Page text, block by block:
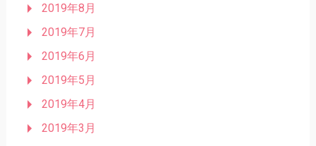
2019年8月
2019年7月
2019年6月
2019年5月
2019年4月
2019年3月